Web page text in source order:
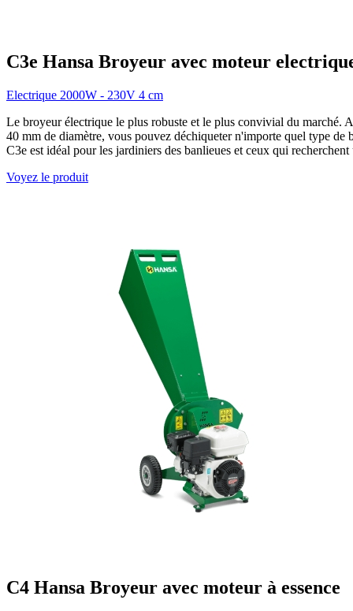
C3e Hansa Broyeur avec moteur
Electrique 2000W - 230V 4 cm
Le broyeur électrique le plus robuste et le plus convivial du marché.
40 mm de diamètre, vous pouvez déchiqueter n'importe quel type de
C3e est idéal pour les jardiniers des banlieues et ceux qui
Voyez le produit
C4 Hansa Broyeur avec moteur à essence